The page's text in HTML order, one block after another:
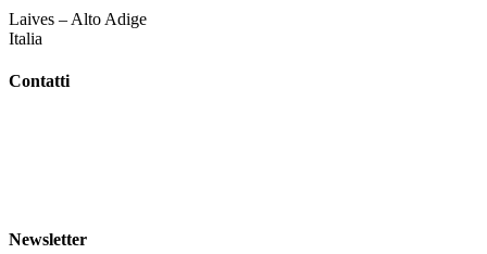
Laives – Alto Adige
Italia
Contatti
Newsletter